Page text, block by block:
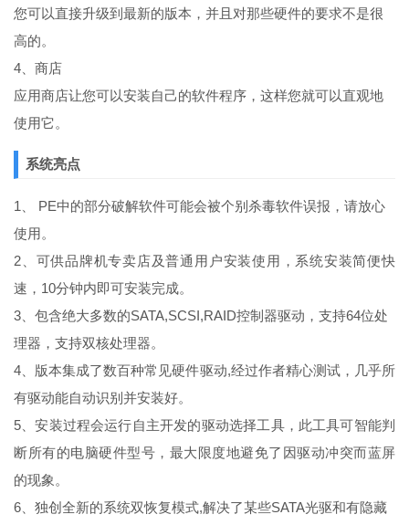
您可以直接升级到最新的版本，并且对那些硬件的要求不是很
高的。
4、商店
应用商店让您可以安装自己的软件程序，这样您就可以直观地
使用它。
系统亮点
1、 PE中的部分破解软件可能会被个别杀毒软件误报，请放心
使用。
2、可供品牌机专卖店及普通用户安装使用，系统安装简便快
速，10分钟内即可安装完成。
3、包含绝大多数的SATA,SCSI,RAID控制器驱动，支持64位处
理器，支持双核处理器。
4、版本集成了数百种常见硬件驱动,经过作者精心测试，几乎所
有驱动能自动识别并安装好。
5、安装过程会运行自主开发的驱动选择工具，此工具可智能判
断所有的电脑硬件型号，最大限度地避免了因驱动冲突而蓝屏
的现象。
6、独创全新的系统双恢复模式,解决了某些SATA光驱和有隐藏